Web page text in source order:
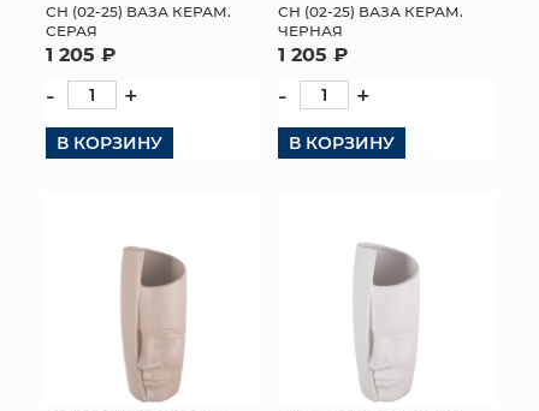
СН (02-25) ВАЗА КЕРАМ.
СЕРАЯ
1 205 ₽
- +
В КОРЗИНУ
СН (02-25) ВАЗА КЕРАМ.
ЧЕРНАЯ
1 205 ₽
- +
В КОРЗИНУ